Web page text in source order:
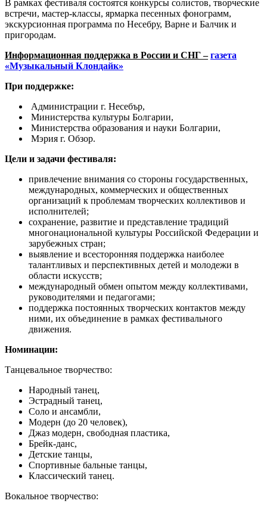
В рамках фестиваля состоятся конкурсы солистов, творческие
встречи, мастер-классы, ярмарка песенных фонограмм,
экскурсионная программа по Несебру, Варне и Балчик и
пригородам.
Информационная поддержка в России и СНГ – газета
«Музыкальный Клондайк»
При поддержке:
Администрации г. Несебър,
Министерства культуры Болгарии,
Министерства образования и науки Болгарии,
Мэрия г. Обзор.
Цели и задачи фестиваля:
привлечение внимания со стороны государственных,
международных, коммерческих и общественных
организаций к проблемам творческих коллективов и
исполнителей;
сохранение, развитие и представление традиций
многонациональной культуры Российской Федерации и
зарубежных стран;
выявление и всесторонняя поддержка наиболее
талантливых и перспективных детей и молодежи в
области искусств;
международный обмен опытом между коллективами,
руководителями и педагогами;
поддержка постоянных творческих контактов между
ними, их объединение в рамках фестивального
движения.
Номинации:
Танцевальное творчество:
Народный танец,
Эстрадный танец,
Соло и ансамбли,
Модерн (до 20 человек),
Джаз модерн, свободная пластика,
Брейк-данс,
Детские танцы,
Спортивные бальные танцы,
Классический танец.
Вокальное творчество: